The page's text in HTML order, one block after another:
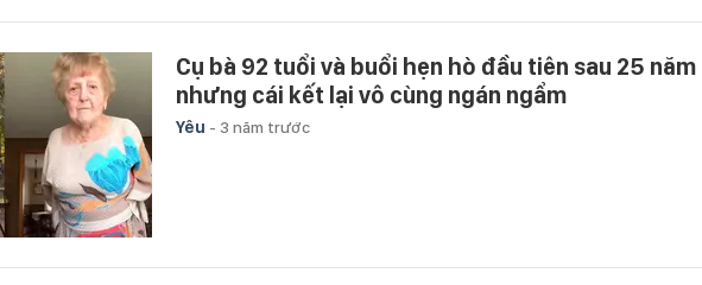
Cụ bà 92 tuổi và buổi hẹn hò đầu tiên sau 25 năm
nhưng cái kết lại vô cùng ngán ngẩm
Yêu - 3 năm trước